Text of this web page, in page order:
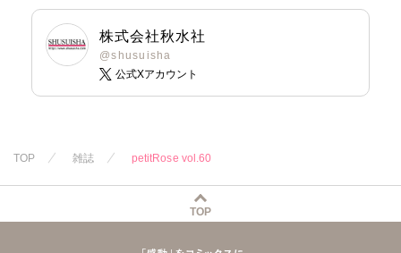
葉月かずお
杏咲モラル
相田早智子
桃凪めぐ
日野塔子
由多いり
ほなみるか
白虎丸 粕谷秀夫
小鳥晶
知葉サナガ
株式会社秋水社
@shusuisha
公式Xアカウント
TOP 雑誌 petitRose vol.60
TOP